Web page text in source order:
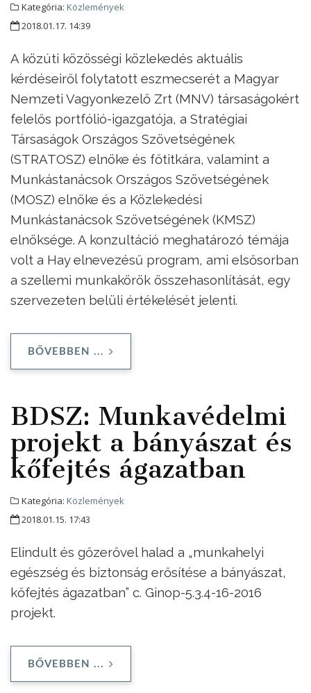
Kategória: Közlemények
2018.01.17. 14:39
A közúti közösségi közlekedés aktuális
kérdéseiről folytatott eszmecserét a Magyar
Nemzeti Vagyonkezelő Zrt (MNV) társaságokért
felelős portfólió-igazgatója, a Stratégiai
Társaságok Országos Szövetségének
(STRATOSZ) elnöke és főtitkára, valamint a
Munkástanácsok Országos Szövetségének
(MOSZ) elnöke és a Közlekedési
Munkástanácsok Szövetségének (KMSZ)
elnöksége. A konzultáció meghatározó témája
volt a Hay elnevezésű program, ami elsősorban
a szellemi munkakörök összehasonlítását, egy
szervezeten belüli értékelését jelenti.
BŐVEBBEN ...
BDSZ: Munkavédelmi
projekt a bányászat és
kőfejtés ágazatban
Kategória: Közlemények
2018.01.15. 17:43
Elindult és gőzerővel halad a „munkahelyi
egészség és biztonság erősítése a bányászat,
kőfejtés ágazatban” c. Ginop-5.3.4-16-2016
projekt.
BŐVEBBEN ...